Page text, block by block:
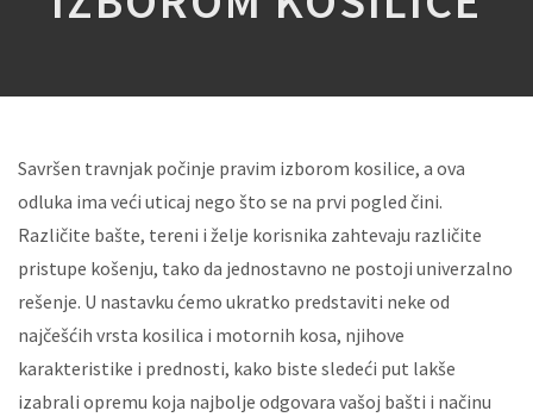
Savršen travnjak počinje pravim izborom kosilice, a ova
odluka ima veći uticaj nego što se na prvi pogled čini.
Različite bašte, tereni i želje korisnika zahtevaju različite
pristupe košenju, tako da jednostavno ne postoji univerzalno
rešenje. U nastavku ćemo ukratko predstaviti neke od
najčešćih vrsta kosilica i motornih kosa, njihove
karakteristike i prednosti, kako biste sledeći put lakše
izabrali opremu koja najbolje odgovara vašoj bašti i načinu